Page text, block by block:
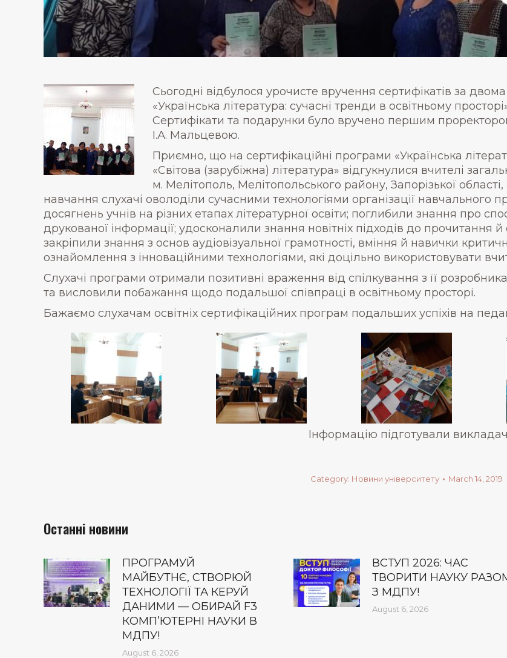
Сьогодні відбулося урочисте вручення сертифікатів за
«Українська література: сучасні тренди в освітньому
Сертифікати та подарунки було вручено першим
І.А. Мальцевою.
Приємно, що на сертифікаційні програми «Українська
«Світова (зарубіжна) література» відгукнулися вчителі
м. Мелітополь, Мелітопольського району, Запорізької
навчання слухачі оволоділи сучасними технологіями організації навчального
досягнень учнів на різних етапах літературної освіти; поглибили знання про
друкованої інформації; удосконалили знання новітніх підходів до прочитання
закріпили знання з основ аудіовізуальної грамотності, вміння й навички
ознайомлення з інноваційними технологіями, які доцільно використовувати
Слухачі програми отримали позитивні враження від спілкування з її
та висловили побажання щодо подальшої співпраці в освітньому просторі.
Бажаємо слухачам освітніх сертифікаційних програм подальших успіхів на
Інформацію підготували
Category: Новини університету March 14, 2019
Останні новини
ПРОГРАМУЙ
МАЙБУТНЄ, СТВОРЮЙ
ТЕХНОЛОГІЇ ТА КЕРУЙ
ДАНИМИ — ОБИРАЙ F3
КОМП’ЮТЕРНІ НАУКИ В
МДПУ!
August 6, 2026
ВСТУП 2026: ЧАС
ТВОРИТИ НАУКУ
З МДПУ!
August 6, 2026